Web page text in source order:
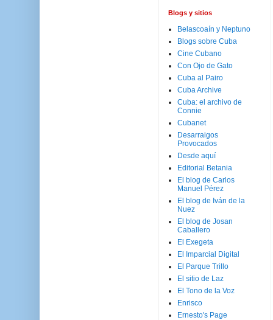
Blogs y sitios
Belascoaín y Neptuno
Blogs sobre Cuba
Cine Cubano
Con Ojo de Gato
Cuba al Pairo
Cuba Archive
Cuba: el archivo de
Connie
Cubanet
Desarraigos
Provocados
Desde aquí
Editorial Betania
El blog de Carlos
Manuel Pérez
El blog de Iván de la
Nuez
El blog de Josan
Caballero
El Exegeta
El Imparcial Digital
El Parque Trillo
El sitio de Laz
El Tono de la Voz
Enrisco
Ernesto's Page